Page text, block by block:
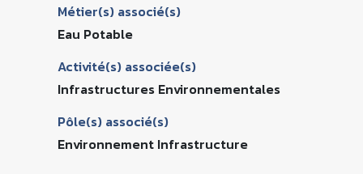
Métier(s) associé(s)
Eau Potable
Activité(s) associée(s)
Infrastructures Environnementales
Pôle(s) associé(s)
Environnement Infrastructure